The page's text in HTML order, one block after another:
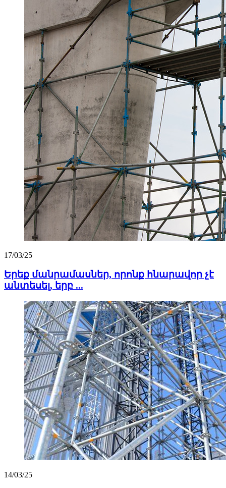
17/03/25
Երեք մանրամասներ, որոնք հնարավոր չէ
անտեսել, երբ ...
14/03/25